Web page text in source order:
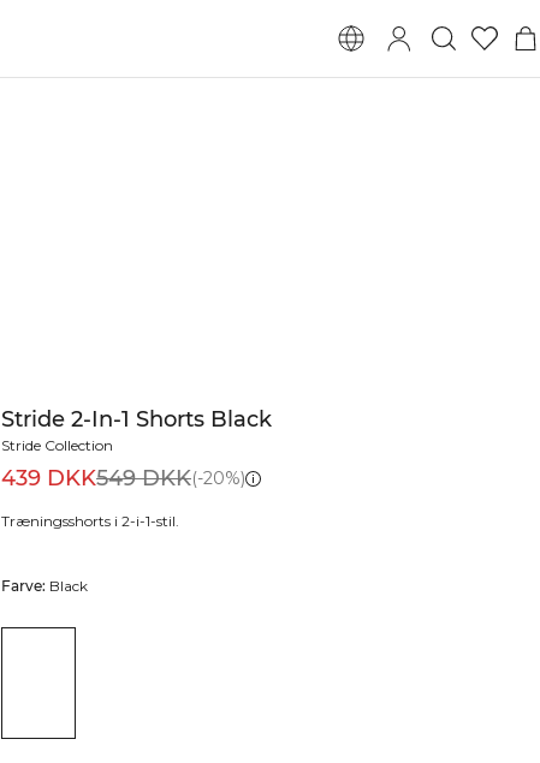
Stride 2-In-1 Shorts Black
Stride Collection
439 DKK549 DKK(-20%)
Træningsshorts i 2-i-1-stil.
Farve: Black